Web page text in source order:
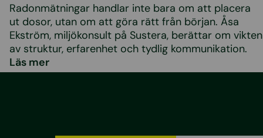
Radonmätningar handlar inte bara om att placera
ut dosor, utan om att göra rätt från början. Åsa
Ekström, miljökonsult på Sustera, berättar om vikten
av struktur, erfarenhet och tydlig kommunikation.
Läs mer